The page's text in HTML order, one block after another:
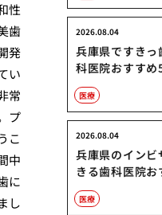
性
歯
発
い
常
プ
こ
中
に
し
兵庫県ですき
科医院おすすめ
2026.08.04
医療
兵庫県のインビ
きる歯科医院
2026.08.04
医療